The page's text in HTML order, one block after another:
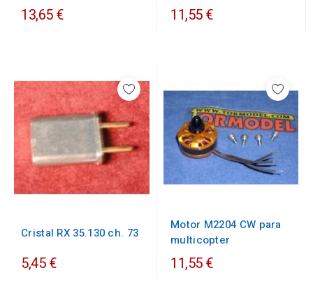
13,65 € 11,55 €
Cristal RX 35.130 ch. 73
5,45 €
Motor M2204 CW para
multicopter
11,55 €